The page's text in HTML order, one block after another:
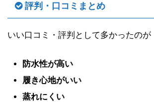
評判・口コミまとめ
いい口コミ・評判として多かったのが
防水性が高い
履き心地がいい
蒸れにくい